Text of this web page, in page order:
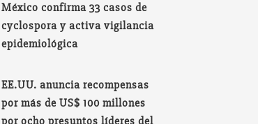
México confirma 33 casos de
cyclospora y activa vigilancia
epidemiológica
EE.UU. anuncia recompensas
por más de US$ 100 millones